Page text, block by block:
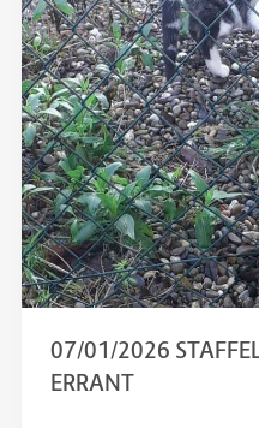
07/01/2026
ERRANT